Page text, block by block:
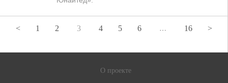
< 1 2 3 4 5 6 … 16 >
О проекте